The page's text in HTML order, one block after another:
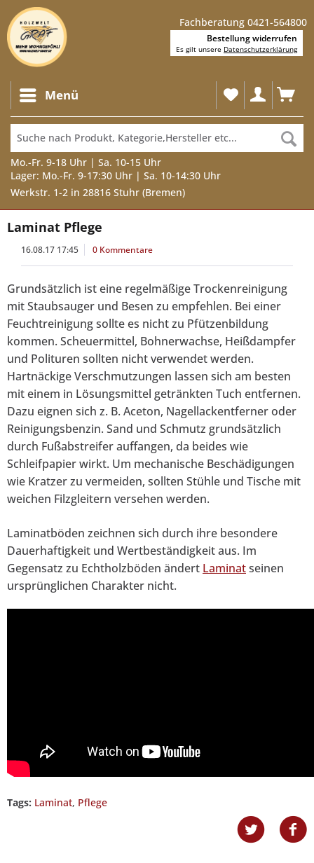
Fachberatung 0421-564800
Menü
Mo.-Fr. 9-18 Uhr | Sa. 10-15 Uhr
Lager: Mo.-Fr. 9-17:30 Uhr | Sa. 10-14:30 Uhr
Werkstr. 1-2 in 28816 Stuhr (Bremen)
Laminat Pflege
16.08.17 17:45 0 Kommentare
Grundsätzlich ist eine regelmäßige Trockenreinigung
mit Staubsauger und Besen zu empfehlen. Bei einer
Feuchtreinigung sollte es nicht zu Pfützenbildung
kommen. Scheuermittel, Bohnerwachse, Heißdampfer
und Polituren sollten nicht verwendet werden.
Hartnäckige Verschmutzungen lassen sich am besten
mit einem in Lösungsmittel getränkten Tuch entfernen.
Dazu eignen sich z. B. Aceton, Nagellackentferner oder
Reinigungsbenzin. Sand und Schmutz grundsätzlich
durch Fußabstreifer auffangen, da beides wie
Schleifpapier wirkt. Um mechanische Beschädigungen
wie Kratzer zu vermeiden, sollten Stühle und Tische mit
weichen Filzgleitern versehen werden.
Laminatböden zeichnen sich durch ihre besondere
Dauerhaftigkeit und Wertbeständigkeit aus. Im
Gegensatz zu Echtholzböden ändert Laminatseinen
ursprünglichen Charakter nicht.
Tags: Laminat, Pflege
Bestellung widerrufen
Es gilt unsere Datenschutzerklärung